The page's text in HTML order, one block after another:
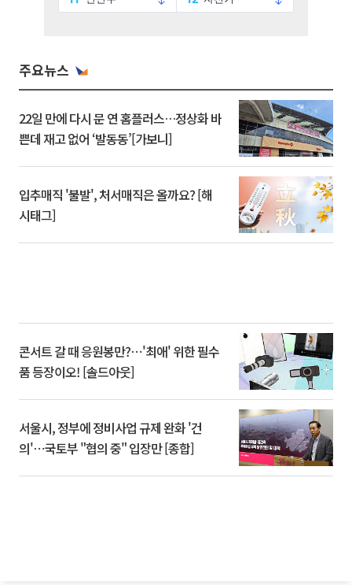
주요뉴스
22일 만에 다시 문 연 홈플러스…정상화 바
쁜데 재고 없어 ‘발동동’[가보니]
입추매직 '불발', 처서매직은 올까요? [해
시태그]
콘서트 갈 때 응원봉만?⋯'최애' 위한 필수
품 등장이오! [솔드아웃]
서울시, 정부에 정비사업 규제 완화 '건
의'⋯국토부 "협의 중" 입장만 [종합]